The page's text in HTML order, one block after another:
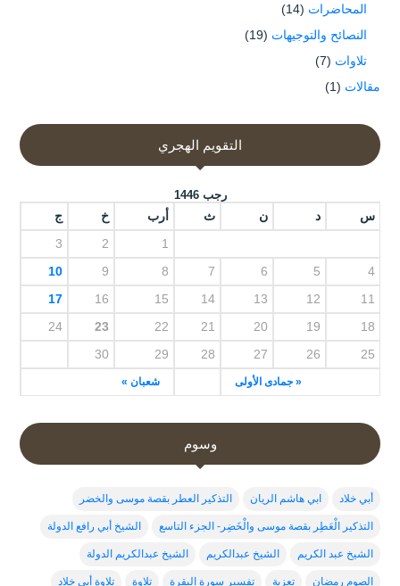
المحاضرات (14)
النصائح والتوجيهات (19)
تلاوات (7)
مقالات (1)
التقويم الهجري
رجب 1446
س د ن ث أرب خ ج
« جمادى الأولى شعبان »
1
2
3
4
5
6
7
8
9
10
11
12
13
14
15
16
17
18
19
20
21
22
23
24
25
26
27
28
29
30
وسوم
أبي خلاد ابي هاشم الريان التذكير العطر بقصة موسى والخضر
التذكير الْعَطِر بقصة موسى والْخَضِر- الجزء التاسع الشيخ أبي رافع الدولة
الشيخ عبد الكريم الشيخ عبدالكريم الشيخ عبدالكريم الدولة
الصوم رمضان تعزية تفسير سورة البقرة تلاوة تلاوة أبي خلاد